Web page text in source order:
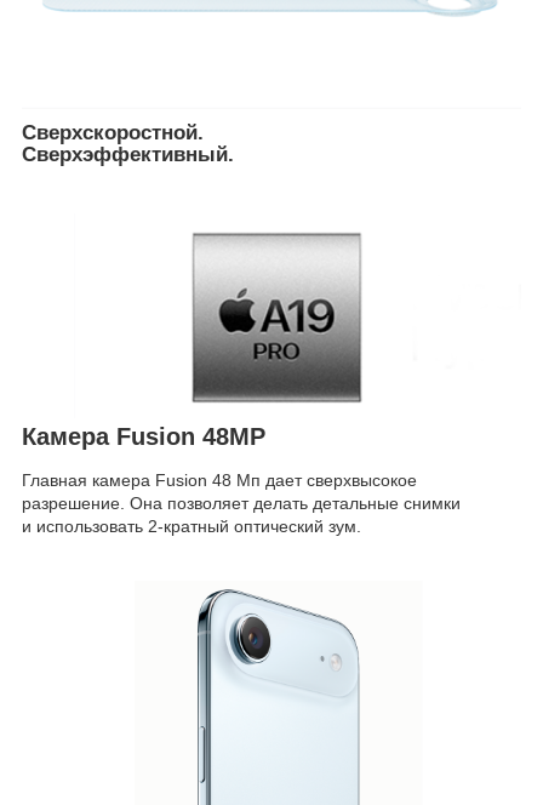
Сверхскоростной.
Сверхэффективный.
Камера Fusion 48MP
Главная камера Fusion 48 Мп дает сверхвысокое
разрешение. Она позволяет делать детальные снимки
и использовать 2-кратный оптический зум.